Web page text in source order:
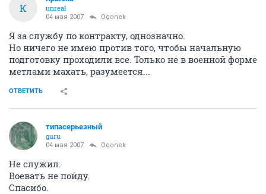
К
unreal
04 мая 2007 Ogonek
Я за службу по контракту, однозначно.
Но ничего не имею против того, чтобы начальную
подготовку проходили все. Только не в военной форме
метлами махать, разумеется...
ОТВЕТИТЬ
типасерьезный
guru
04 мая 2007 Ogonek
Не служил.
Воевать не пойду.
Спасибо.